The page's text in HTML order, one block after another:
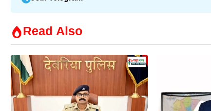
Read Also